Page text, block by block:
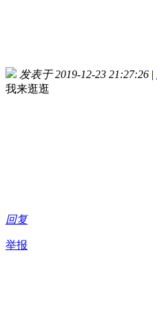
发表于 2019-12-23 21:27:26 |
我来逛逛
回复
举报